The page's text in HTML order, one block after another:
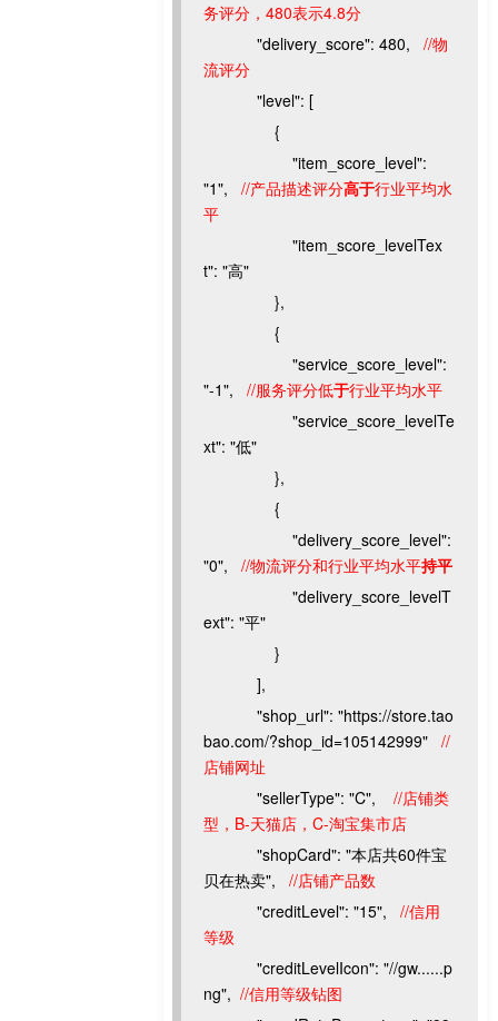
务评分，480表示4.8分
"delivery_score": 480,
//物
流评分
"level": [
{
"item_score_level":
"1",//产品描述评分高于行业平均水
平
"item_score_levelTex
t": "高"
},
{
"service_score_level":
"-1",//服务评分低于行业平均水平
"service_score_levelTe
xt": "低"
},
{
"delivery_score_level":
"0",//物流评分和行业平均水平持平
"delivery_score_levelT
ext": "平"
}
],
"shop_url": "https://store.tao
bao.com/?shop_id=105142999"//
店铺网址
"sellerType": "C",//店铺类
型，B-天猫店，C-淘宝集市店
"shopCard": "本店共60件宝
贝在热卖",
//店铺产品数
"creditLevel": "15",//信用
等级
"creditLevelIcon": "//gw......p
ng", //信用等级钻图